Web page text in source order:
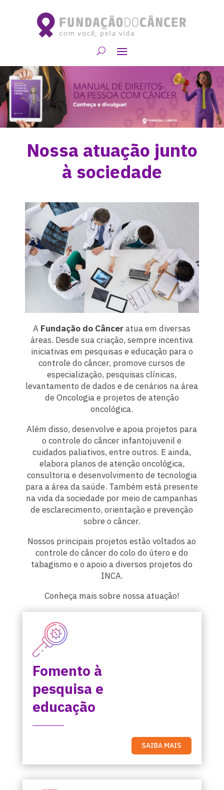
Nossa atuação junto
à sociedade
A Fundação do Cânceratua em diversas
áreas. Desde sua criação, sempre incentiva
iniciativas em pesquisas e educação para o
controle do câncer, promove cursos de
especialização, pesquisas clínicas,
levantamento de dados e de cenários na área
de Oncologia e projetos de atenção
oncológica.
Além disso, desenvolve e apoia projetos para
o controle do câncer infantojuvenil e
cuidados paliativos, entre outros. E ainda,
elabora planos de atenção oncológica,
consultoria e desenvolvimento de tecnologia
para a área da saúde. Também está presente
na vida da sociedade por meio de campanhas
de esclarecimento, orientação e prevenção
sobre o câncer.
Nossos principais projetos estão voltados ao
controle do câncer do colo do útero e do
tabagismo e o apoio a diversos projetos do
INCA.
Conheça mais sobre nossa atuação!
Fomento à
pesquisa e
educação
SAIBA MAIS